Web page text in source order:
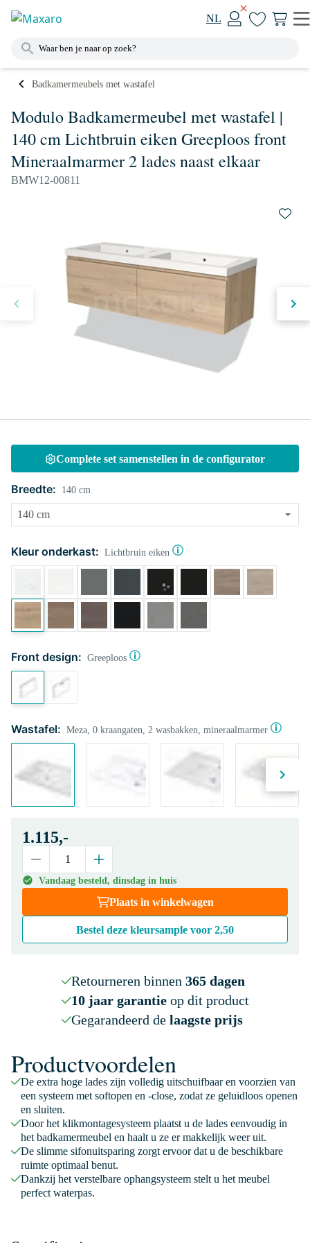
NL
Badkamermeubels met wastafel
Modulo Badkamermeubel met wastafel |
140 cm Lichtbruin eiken Greeploos front
Mineraalmarmer 2 lades naast elkaar
BMW12-00811
Complete set samenstellen in de configurator
Breedte: 140 cm
Kleur onderkast: Lichtbruin eiken
Front design: Greeploos
Wastafel: Meza, 0 kraangaten, 2 wasbakken, mineraalmarmer
1.115,-
Vandaag besteld, dinsdag in huis
Plaats in winkelwagen
Bestel deze kleursample voor 2,50
Retourneren binnen 365 dagen
10 jaar garantieop dit product
Gegarandeerd de laagste prijs
Productvoordelen
De extra hoge lades zijn volledig uitschuifbaar en voorzien van
een systeem met softopen en -close, zodat ze geluidloos openen
en sluiten.
Door het klikmontagesysteem plaatst u de lades eenvoudig in
het badkamermeubel en haalt u ze er makkelijk weer uit.
De slimme sifonuitsparing zorgt ervoor dat u de beschikbare
ruimte optimaal benut.
Dankzij het verstelbare ophangsysteem stelt u het meubel
perfect waterpas.